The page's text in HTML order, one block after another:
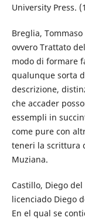
University Press.
Breglia,
ovvero Trattato
modo di formare
qualunque sorta
descrizione,
che accader
essempli in
come pure con
teneri la scrittura
Muziana.
Castillo, Diego
licenciado Diego
En el qual se